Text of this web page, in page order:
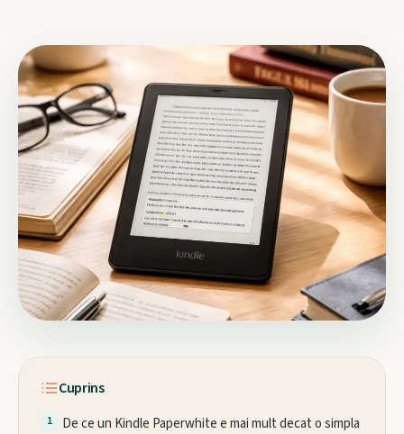
Cuprins
De ce un Kindle Paperwhite e mai mult decat o simpla